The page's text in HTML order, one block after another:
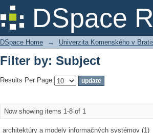
DSpace
Filter by: Subject
DSpace Home → Univerzita Komenského v
Filter by: Subject
Results Per Page:
Now showing items 1-8 of 1
architektúry a modely informačných systémov (1)